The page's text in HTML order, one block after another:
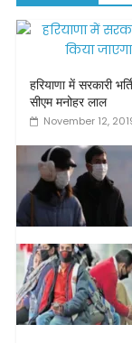
हरियाणा में सरकारी
सीएम मनोहर लाल
November 12,